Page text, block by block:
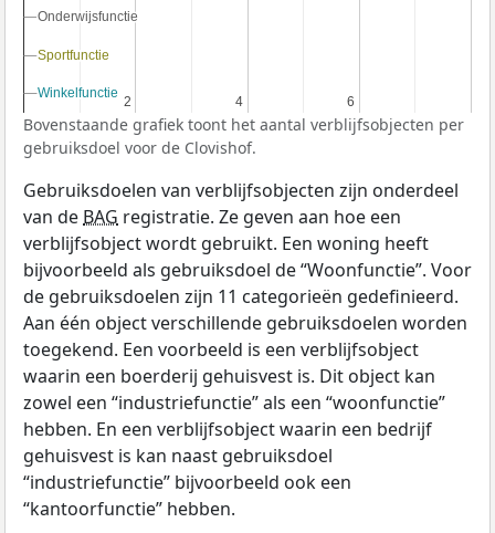
2
2 4
4 6
6
Onderwijsfunctie
Onderwijsfunctie
Sportfunctie
Sportfunctie
Winkelfunctie
Winkelfunctie
Bovenstaande grafiek toont het aantal verblijfsobjecten per
gebruiksdoel voor de Clovishof.
Gebruiksdoelen van verblijfsobjecten zijn onderdeel
van de BAG registratie. Ze geven aan hoe een
verblijfsobject wordt gebruikt. Een woning heeft
bijvoorbeeld als gebruiksdoel de “Woonfunctie”. Voor
de gebruiksdoelen zijn 11 categorieën gedefinieerd.
Aan één object verschillende gebruiksdoelen worden
toegekend. Een voorbeeld is een verblijfsobject
waarin een boerderij gehuisvest is. Dit object kan
zowel een “industriefunctie” als een “woonfunctie”
hebben. En een verblijfsobject waarin een bedrijf
gehuisvest is kan naast gebruiksdoel
“industriefunctie” bijvoorbeeld ook een
“kantoorfunctie” hebben.